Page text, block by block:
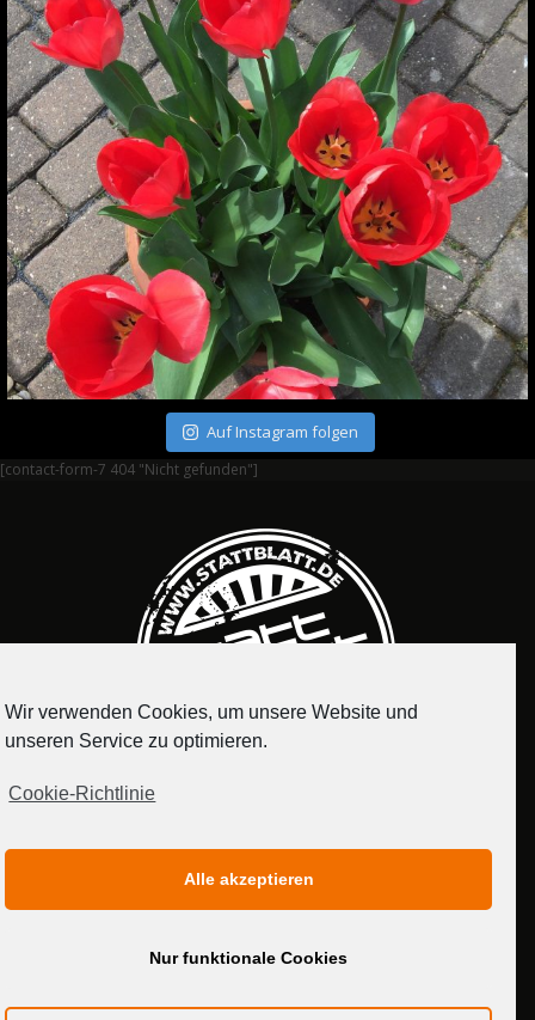
Auf Instagram folgen
[contact-form-7 404 "Nicht gefunden"]
MEDIADATEN
Wir verwenden Cookies, um unsere Website und
unseren Service zu optimieren.
Cookie-Richtlinie
Alle akzeptieren
Nur funktionale Cookies